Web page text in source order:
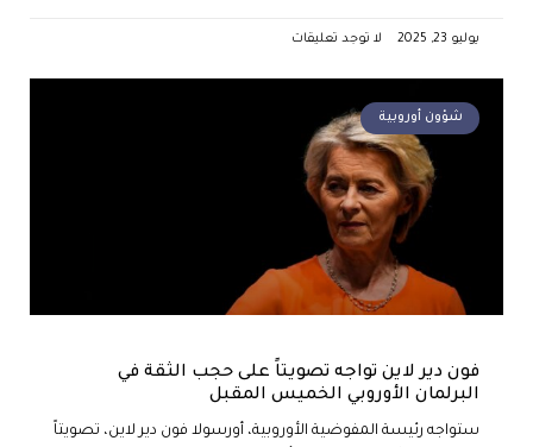
يوليو 23, 2025 لا توجد تعليقات
شؤون أوروبية
فون دير لاين تواجه تصويتاً على حجب الثقة في
البرلمان الأوروبي الخميس المقبل
ستواجه رئيسة المفوضية الأوروبية، أورسولا فون دير لاين، تصويتاً